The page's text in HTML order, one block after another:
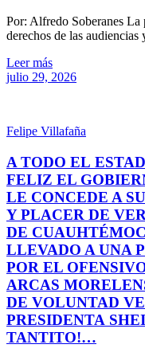
Por: Alfredo Soberanes La
derechos de las
Leer más
julio 29, 2026
Felipe Villafaña
A TODO EL
FELIZ EL
LE CONCEDE A
Y PLACER DE
DE
LLEVADO A UNA
POR EL
ARCAS
DE VOLUNTAD
PRESIDENTA
TANTITO!…